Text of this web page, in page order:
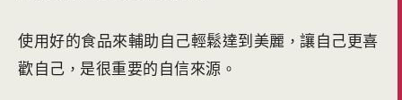
使用好的食品來輔助自己輕鬆達到美麗 ， 讓自己更喜
歡自己 ， 是很重要的自信來源 。